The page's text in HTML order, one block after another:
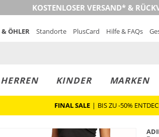
KOSTENLOSER VERSAND* &
ÖHLER Standorte PlusCard Hilfe & FAQs
HERREN KINDER MARKEN
FINAL SALE | BIS ZU -50%